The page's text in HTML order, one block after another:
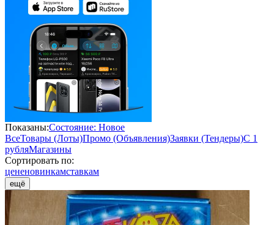
Показаны:Состояние: Новое
ВсеТовары (Лоты)Промо (Объявления)Заявки (Тендеры)С 1
рубляМагазины
Сортировать по:
цененовинкамставкам
ещё